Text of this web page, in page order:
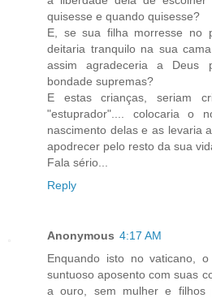
quisesse e quando quisesse?
E, se sua filha morresse no
deitaria tranquilo na sua
assim agradeceria a Deus
bondade supremas?
E estas crianças, seriam
"estuprador".... colocaria o
nascimento delas e as levaria
apodrecer pelo resto da sua
Fala sério...
Reply
Anonymous 4:17 AM
Enquando isto no vaticano,
suntuoso aposento com suas
a ouro, sem mulher e filhos